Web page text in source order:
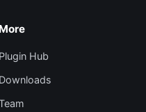
More
Plugin Hub
Downloads